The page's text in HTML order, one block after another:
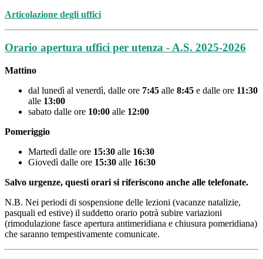
Articolazione degli uffici
Orario apertura uffici per utenza - A.S. 2025-2026
Mattino
dal lunedì al venerdì, dalle ore 7:45 alle 8:45 e dalle ore 11:30
alle 13:00
sabato dalle ore 10:00 alle 12:00
Pomeriggio
Martedì dalle ore 15:30 alle 16:30
Giovedì dalle ore 15:30 alle 16:30
Salvo urgenze, questi orari si riferiscono anche alle telefonate.
N.B. Nei periodi di sospensione delle lezioni (vacanze natalizie,
pasquali ed estive) il suddetto orario potrà subire variazioni
(rimodulazione fasce apertura antimeridiana e chiusura pomeridiana)
che saranno tempestivamente comunicate.